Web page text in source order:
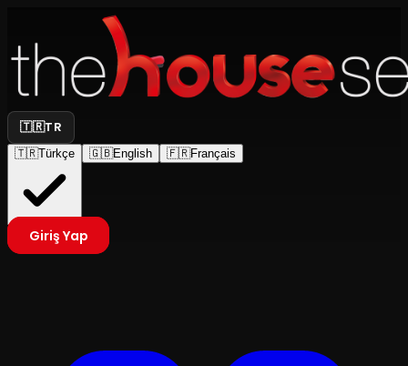
🇹🇷TR
🇹🇷Türkçe 🇬🇧English 🇫🇷Français
Giriş Yap